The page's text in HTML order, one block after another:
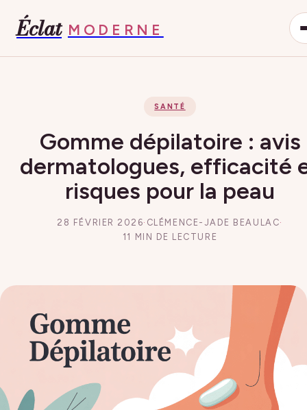
Éclat MODERNE
SANTÉ
Gomme dépilatoire : avis
dermatologues, efficacité
risques pour la peau
28 FÉVRIER 2026· CLÉMENCE-JADE BEAULAC·
11 MIN DE LECTURE